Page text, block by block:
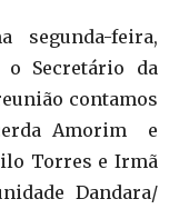
feira,
o Secretário da
contamos
Amorim e
Torres e Irmã
Dandara/